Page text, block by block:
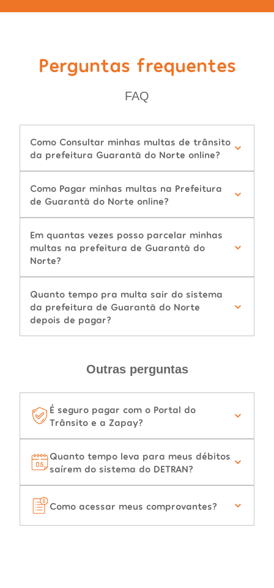
Perguntas frequentes
FAQ
Como Consultar minhas multas de trânsito
da prefeitura Guarantã do Norte online?
Como Pagar minhas multas na Prefeitura
de Guarantã do Norte online?
Em quantas vezes posso parcelar minhas
multas na prefeitura de Guarantã do
Norte?
Quanto tempo pra multa sair do sistema
da prefeitura de Guarantã do Norte
depois de pagar?
Outras perguntas
É seguro pagar com o Portal do
Trânsito e a Zapay?
Quanto tempo leva para meus débitos
saírem do sistema do DETRAN?
Como acessar meus comprovantes?